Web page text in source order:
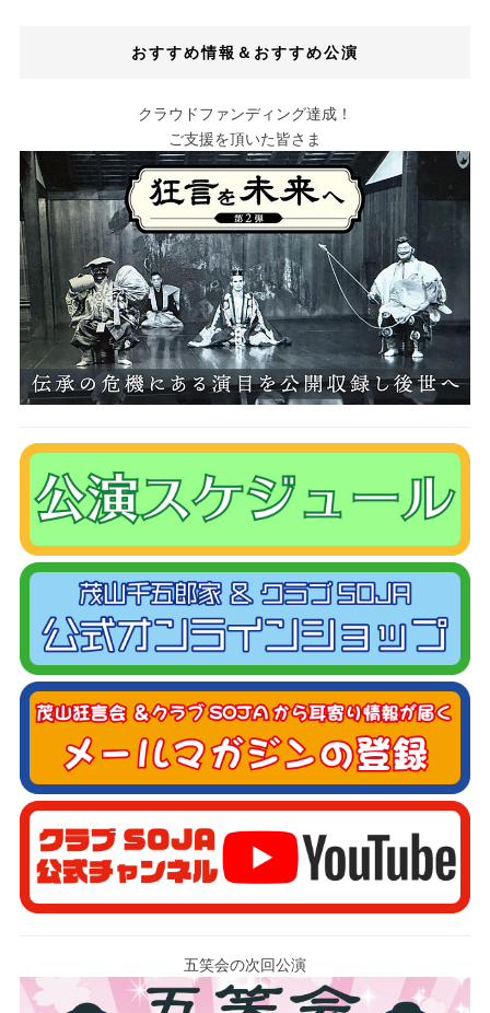
おすすめ情報＆おすすめ公演
クラウドファンディング達成！
ご支援を頂いた皆さま
五笑会の次回公演